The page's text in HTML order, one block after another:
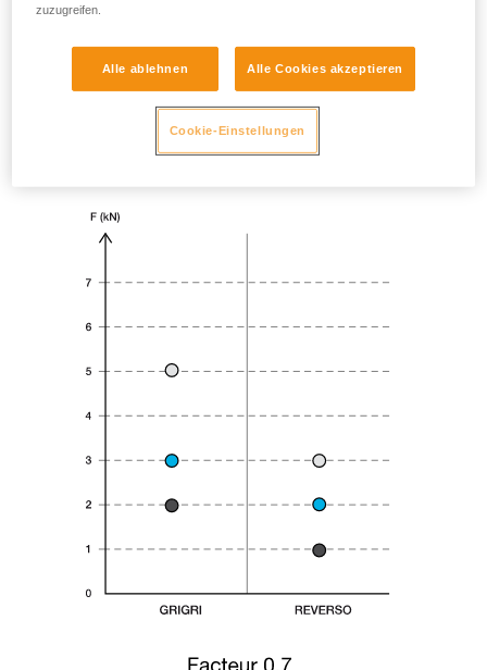
zuzugreifen.
Alle ablehnen Alle Cookies akzeptieren
Cookie-Einstellungen